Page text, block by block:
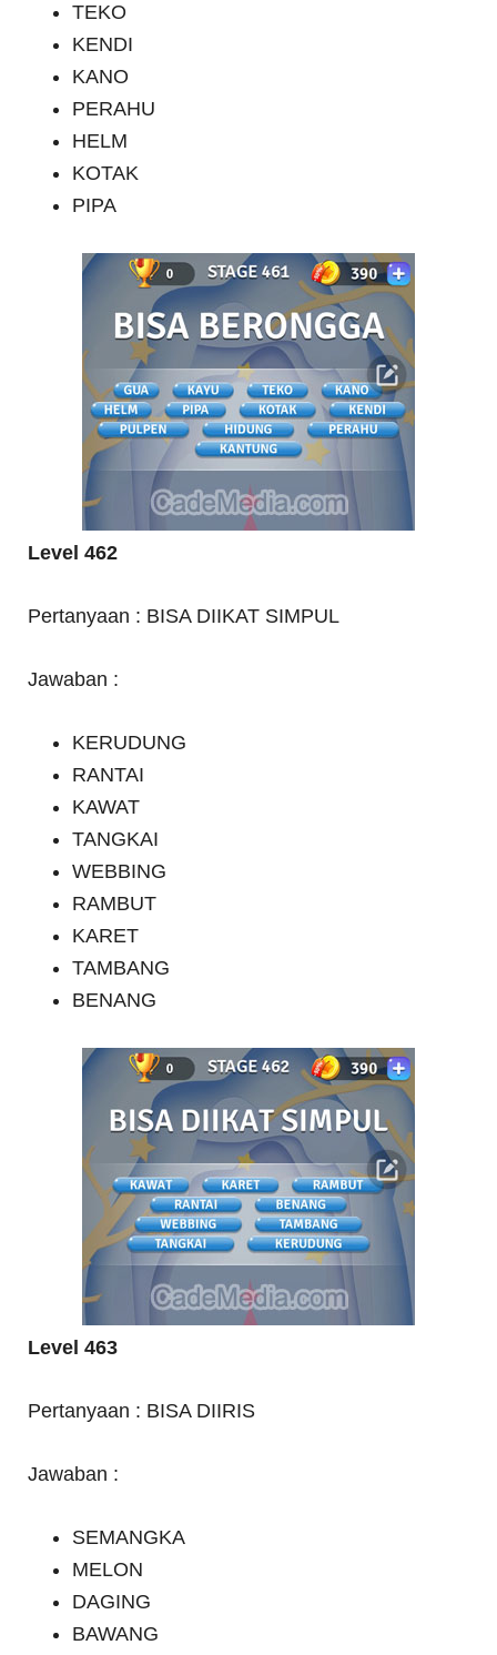
TEKO
KENDI
KANO
PERAHU
HELM
KOTAK
PIPA
Level 462
Pertanyaan : BISA DIIKAT SIMPUL
Jawaban :
KERUDUNG
RANTAI
KAWAT
TANGKAI
WEBBING
RAMBUT
KARET
TAMBANG
BENANG
Level 463
Pertanyaan : BISA DIIRIS
Jawaban :
SEMANGKA
MELON
DAGING
BAWANG